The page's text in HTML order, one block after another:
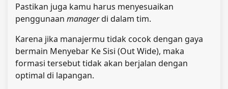
Pastikan juga kamu harus menyesuaikan
penggunaan managerdi dalam tim.
Karena jika manajermu tidak cocok dengan gaya
bermain Menyebar Ke Sisi (Out Wide), maka
formasi tersebut tidak akan berjalan dengan
optimal di lapangan.